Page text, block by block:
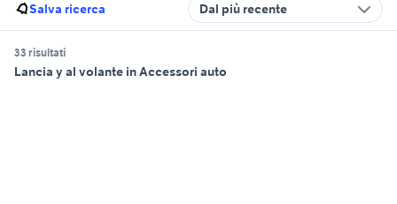
Salva ricerca Dal più recente
33 risultati
Lancia y al volante in Accessori auto